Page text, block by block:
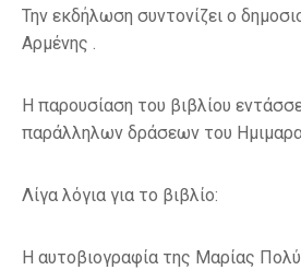
Την εκδήλωση συντονίζει ο
Αρμένης .
Η παρουσίαση του βιβλίου
παράλληλων δράσεων του
Λίγα λόγια για το βιβλίο:
Η αυτοβιογραφία της Μαρίας